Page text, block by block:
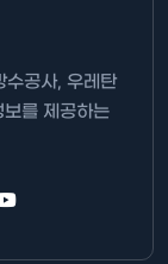
수공사, 우레탄
를 제공하는